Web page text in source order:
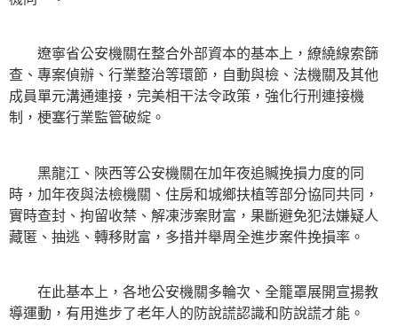
遼寧省公安機關在整合外部資本的基本上，繚繞線索篩
查、專案偵辦、行業整治等環節，自動與檢、法機關及其他
成員單元溝通連接，完美相干法令政策，強化行刑連接機
制，梗塞行業監管破綻。
黑龍江、陜西等公安機關在加年夜追贓挽損力度的同
時，加年夜與法檢機關、住房和城鄉扶植等部分協同共同，
實時查封、拘留收禁、解凍涉案財富，果斷避免犯法嫌疑人
藏匿、抽逃、轉移財富，多措并舉周全進步案件挽損率。
在此基本上，各地公安機關多輪次、全籠罩展開宣揚教
導運動，有用進步了老年人的防說謊認識和防說謊才能。